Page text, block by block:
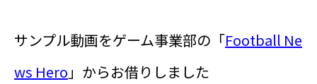
サンプル動画をゲーム事業部の「Football Ne
ws Hero 」からお借りしました